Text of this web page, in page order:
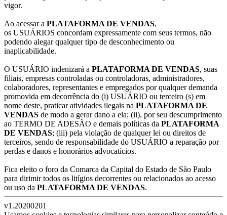
vigor.
Ao acessar a PLATAFORMA DE VENDAS,
os USUÁRIOS concordam expressamente com seus termos, não
podendo alegar qualquer tipo de desconhecimento ou
inaplicabilidade.
O USUÁRIO indenizará a PLATAFORMA DE VENDAS, suas
filiais, empresas controladas ou controladoras, administradores,
colaboradores, representantes e empregados por qualquer demanda
promovida em decorrência do (i) USUÁRIO ou terceiro (s) em
nome deste, praticar atividades ilegais na PLATAFORMA DE
VENDAS de modo a gerar dano a ela; (ii), por seu descumprimento
ao TERMO DE ADESÃO e demais políticas da PLATAFORMA
DE VENDAS; (iii) pela violação de qualquer lei ou direitos de
terceiros, sendo de responsabilidade do USUÁRIO a reparação por
perdas e danos e honorários advocatícios.
Fica eleito o foro da Comarca da Capital do Estado de São Paulo
para dirimir todos os litígios decorrentes ou relacionados ao acesso
ou uso da PLATAFORMA DE VENDAS.
v1.20200201